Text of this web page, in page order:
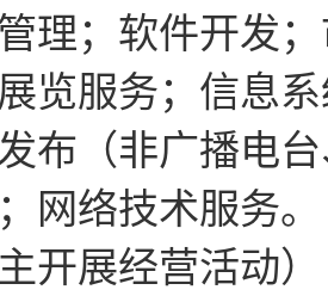
理；软件开发
览服务；信息
布（非广播电
网络技术服务
开展经营活动）